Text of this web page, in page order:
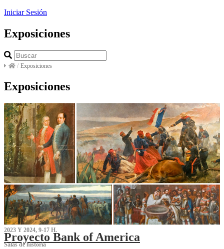
Iniciar Sesión
Exposiciones
/ Exposiciones
Exposiciones
2023 Y 2024, 9-17 H.
Proyecto Bank of America
S‌alas de historia